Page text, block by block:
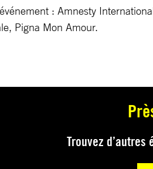
: Amnesty
Pigna Mon Amour.
Trouvez